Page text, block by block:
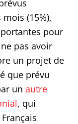
(15%),
pour
pas avoir
un projet de
que prévu
unautre
, qui